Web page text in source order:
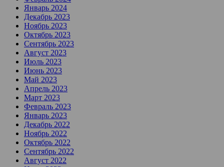
Январь 2024
Декабрь 2023
Ноябрь 2023
Октябрь 2023
Сентябрь 2023
Август 2023
Июль 2023
Июнь 2023
Май 2023
Апрель 2023
Март 2023
Февраль 2023
Январь 2023
Декабрь 2022
Ноябрь 2022
Октябрь 2022
Сентябрь 2022
Август 2022